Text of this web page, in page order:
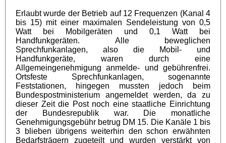
Erlaubt wurde der Betrieb auf 12 Frequenzen (Kanal 4
bis 15) mit einer maximalen Sendeleistung von 0,5
Watt bei Mobilgeräten und 0,1 Watt bei
Handfunkgeräten. Alle beweglichen
Sprechfunkanlagen, also die Mobil- und
Handfunkgeräte, waren durch eine
Allgemeingenehmigung anmelde- und gebührenfrei.
Ortsfeste Sprechfunkanlagen, sogenannte
Feststationen, hingegen mussten jedoch beim
Bundespostministerium angemeldet werden, da zu
dieser Zeit die Post noch eine staatliche Einrichtung
der Bundesrepublik war. Die monatliche
Genehmigungsgebühr betrug DM 15. Die Kanäle 1 bis
3 blieben übrigens weiterhin den schon erwähnten
Bedarfsträgern zugeteilt und wurden verstärkt von